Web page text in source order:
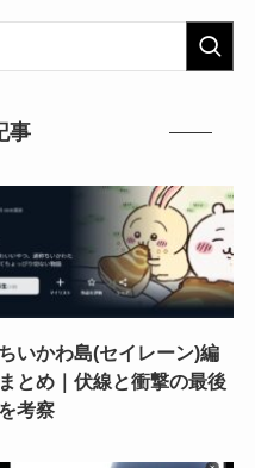
事
ちいかわ島(セイレーン)編
まとめ｜伏線と衝撃の最後
を考察